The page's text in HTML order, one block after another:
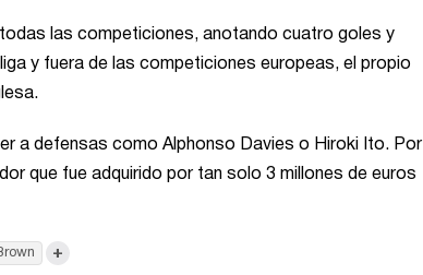
las competiciones, anotando cuatro goles y
y fuera de las competiciones europeas, el propio
a defensas como Alphonso Davies o Hiroki Ito. Por
que fue adquirido por tan solo 3 millones de euros
+